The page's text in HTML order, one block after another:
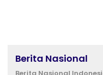
Berita Nasional